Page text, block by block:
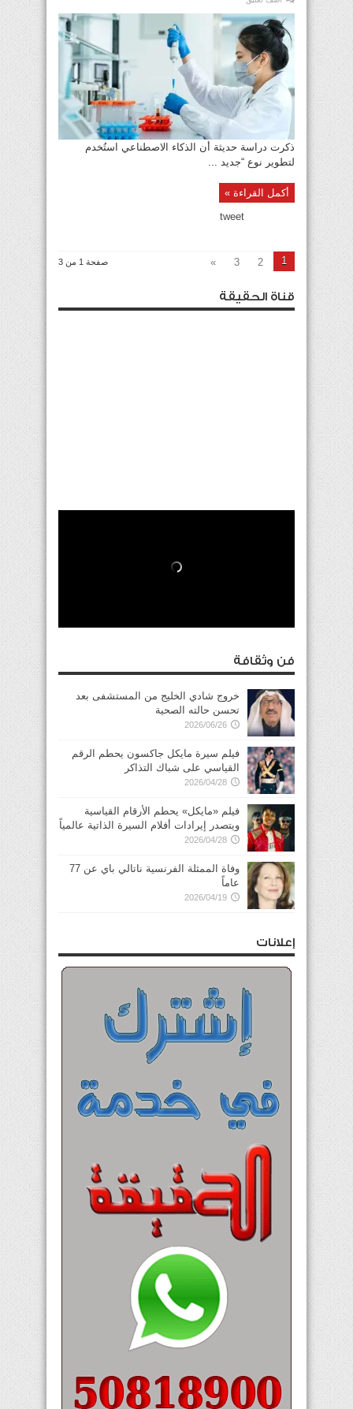
ذكرت دراسة حديثة أن الذكاء الاصطناعي استُخدم
لتطوير نوع “جديد ...
أكمل القراءة »
tweet
صفحة 1 من 3 1
2
3
»
قناة الحقيقة
فن وثقافة
خروج شادي الخليج من المستشفى بعد
تحسن حالته الصحية
2026/06/26
فيلم سيرة مايكل جاكسون يحطم الرقم
القياسي على شباك التذاكر
2026/04/28
فيلم «مايكل» يحطم الأرقام القياسية
ويتصدر إيرادات أفلام السيرة الذاتية عالمياً
2026/04/28
وفاة الممثلة الفرنسية ناتالي باي عن 77
عاماً
2026/04/19
إعلانات